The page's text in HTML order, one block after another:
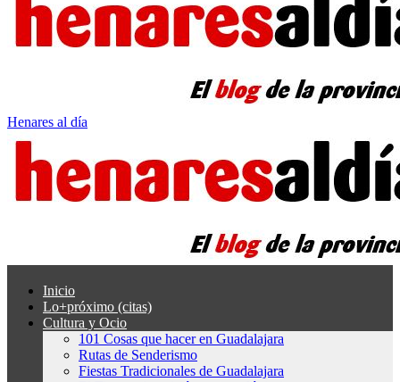
Henares al día
Inicio
Lo+próximo (citas)
Cultura y Ocio
101 Cosas que hacer en Guadalajara
Rutas de Senderismo
Fiestas Tradicionales de Guadalajara